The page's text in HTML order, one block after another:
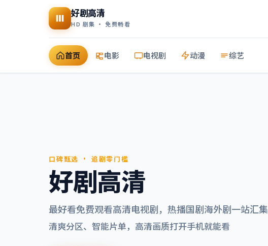
好剧高清
HD 剧集 · 免费畅看
首页 电影 电视剧 动漫 综艺
口碑甄选 · 追剧零门槛
好剧高清
最好看免费观看高清电视剧，热播国剧海外剧一站汇集
清爽分区、智能片单，高清画质打开手机就能看